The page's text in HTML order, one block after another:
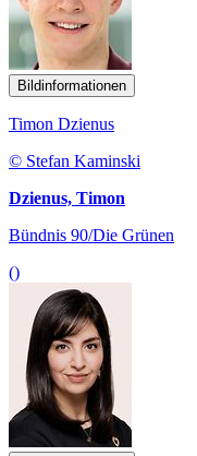
Bildinformationen
Timon Dzienus
© Stefan Kaminski
Dzienus, Timon
Bündnis 90/Die Grünen
()